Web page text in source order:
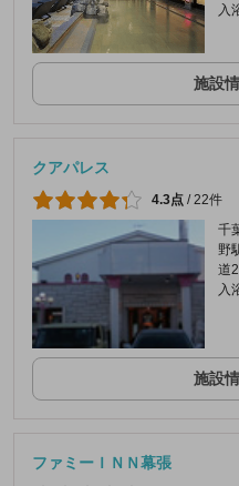
入
施設
クアパレス
4.3点 / 22件
千
野
道
入
施設
ファミーＩＮＮ幕張